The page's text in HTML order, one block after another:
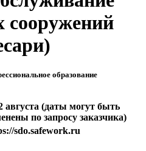
сооружений
образование
августа (даты могут быть
по запросу заказчика)
sdo.safework.ru